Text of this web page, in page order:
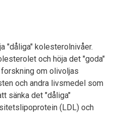
"dåliga" kolesterolnivåer.
och höja det "goda"
om olivoljas
och andra livsmedel som
sänka det "dåliga"
(LDL) och